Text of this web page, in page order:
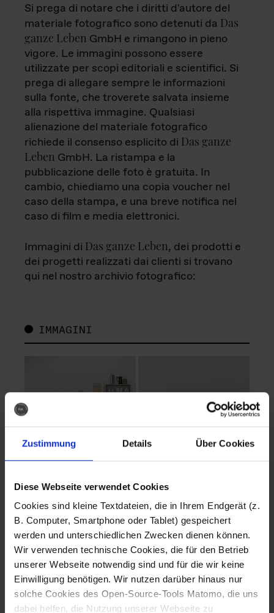
Zustimmung Details Über Cookies
Diese Webseite verwendet Cookies
Cookies sind kleine Textdateien, die in Ihrem Endgerät (z.
B. Computer, Smartphone oder Tablet) gespeichert
werden und unterschiedlichen Zwecken dienen können.
Wir verwenden technische Cookies, die für den Betrieb
unserer Webseite notwendig sind und für die wir keine
Einwilligung benötigen. Wir nutzen darüber hinaus nur
solche Cookies des Open-Source-Tools Matomo, die uns
dabei helfen, die Nutzung unserer Webseite zu
Si prega di notare che i diritti d'autore del
materiale fotografico sono detenuti da Das
ganze Leben GmbH e rimangono in pieno
vigore. Le immagini possono essere
utilizzate per scopi editoriali e scientifici. Si
prega di allegare sempre le informazioni
sulla fonte, che troverete salvata insieme
alla rispettiva immagine. Qualsiasi
alienazione del materiale fotografico
richiede il consenso esplicito di Das ganze
Leben GmbH. La ristampa e la
pubblicazione delle foto è gratuita. In
cambio, chiediamo una copia voucher nel
caso della stampa, e una breve notifica nel
caso di film e media elettronici.
Immagini di Das ganze Leben, dei prodotti e
dei progetti realizzati dai clienti si trovano
qui nel nostro archivio fotografico:
IMMAGINI
Fotografo: Lorenz
Sternbach
Download
Fotografo: Lorenz
Sternbach
Download